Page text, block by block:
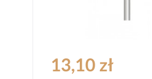
13,10 zł